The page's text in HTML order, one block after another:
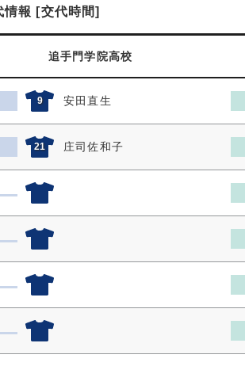
情報 [交代時間]
追手門学院高校
9 安田直生
21 庄司佐和子